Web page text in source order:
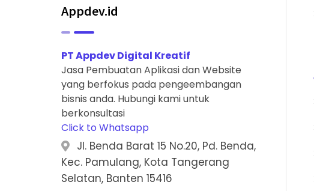
Appdev.id
PT Appdev Digital Kreatif
Jasa Pembuatan Aplikasi dan Website
yang berfokus pada pengeembangan
bisnis anda. Hubungi kami untuk
berkonsultasi
Click to Whatsapp
Jl. Benda Barat 15 No.20, Pd. Benda,
Kec. Pamulang, Kota Tangerang
Selatan, Banten 15416